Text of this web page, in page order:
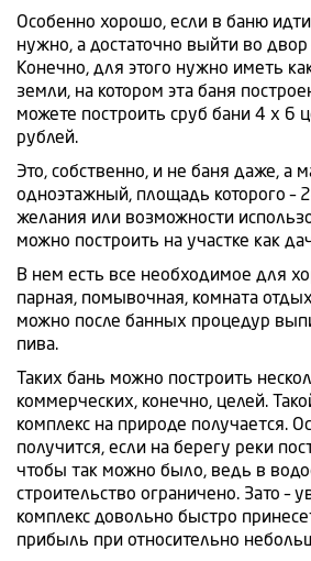
Особенно хорошо, если в баню
нужно, а достаточно выйти во двор
Конечно, для этого нужно иметь
земли, на котором эта баня
можете построить сруб бани 4 x 6
рублей.
Это, собственно, и не баня даже, а
одноэтажный, площадь которого –
желания или возможности
можно построить на участке как
В нем есть все необходимое для
парная, помывочная, комната
можно после банных процедур
пива.
Таких бань можно построить
коммерческих, конечно, целей.
комплекс на природе получается.
получится, если на берегу реки
чтобы так можно было, ведь в
строительство ограничено. Зато –
комплекс довольно быстро
прибыль при относительно